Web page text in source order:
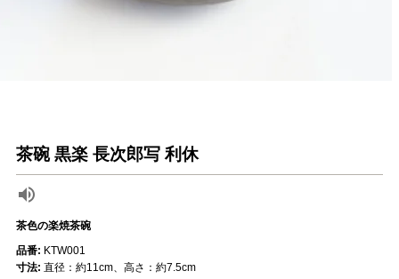
茶碗 黒楽 長次郎写 利休
茶色の楽焼茶碗
品番: KTW001
寸法: 直径：約11cm、高さ：約7.5cm